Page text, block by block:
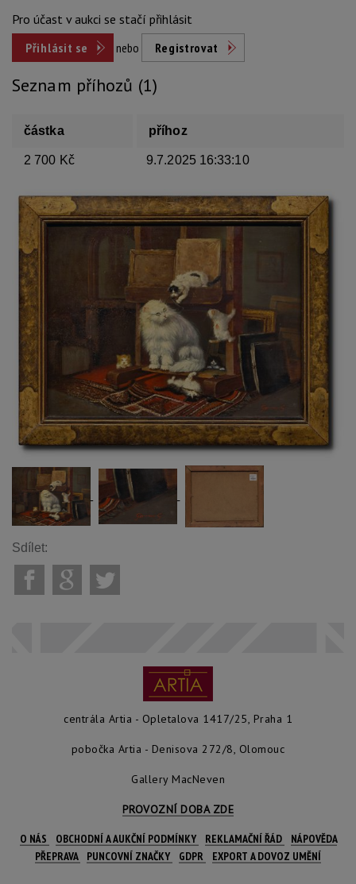
Pro účast v aukci se stačí přihlásit
Přihlásit se
nebo Registrovat
Seznam příhozů (1)
částka příhoz
2 700 Kč 9.7.2025 16:33:10
Sdílet:
centrála Artia - Opletalova 1417/25, Praha 1
pobočka Artia - Denisova 272/8, Olomouc
Gallery MacNeven
PROVOZNÍ DOBA ZDE
O NÁS OBCHODNÍ A AUKČNÍ PODMÍNKY REKLAMAČNÍ ŘÁD
NÁPOVĚDA
PŘEPRAVA
PUNCOVNÍ ZNAČKY GDPR EXPORT A DOVOZ UMĚNÍ